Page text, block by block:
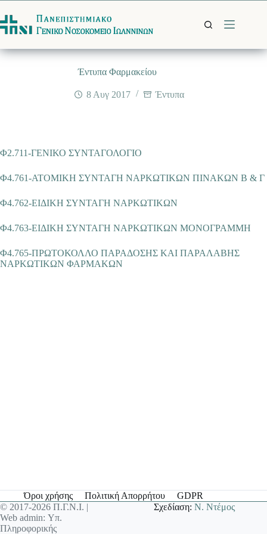
στο
περιεχόμενο
Έντυπα Φαρμακείου
8 Αυγ 2017 Έντυπα
Φ2.711-ΓΕΝΙΚΟ ΣΥΝΤΑΓΟΛΟΓΙΟ
Φ4.761-ΑΤΟΜΙΚΗ ΣΥΝΤΑΓΗ ΝΑΡΚΩΤΙΚΩΝ ΠΙΝΑΚΩΝ Β & Γ
Φ4.762-ΕΙΔΙΚΗ ΣΥΝΤΑΓΗ ΝΑΡΚΩΤΙΚΩΝ
Φ4.763-ΕΙΔΙΚΗ ΣΥΝΤΑΓΗ ΝΑΡΚΩΤΙΚΩΝ ΜΟΝΟΓΡΑΜΜΗ
Φ4.765-ΠΡΩΤΟΚΟΛΛΟ ΠΑΡΑΔΟΣΗΣ ΚΑΙ ΠΑΡΑΛΑΒΗΣ
ΝΑΡΚΩΤΙΚΩΝ ΦΑΡΜΑΚΩΝ
Όροι χρήσης Πολιτική Απορρήτου
GDPR
© 2017-2026 Π.Γ.Ν.Ι. |
Web admin: Υπ.
Πληροφορικής
Σχεδίαση:Ν. Ντέμος